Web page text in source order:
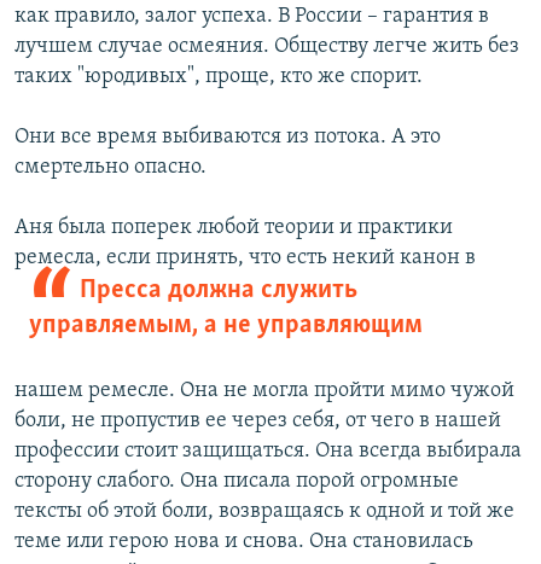
как правило, залог успеха. В России – гарантия в
лучшем случае осмеяния. Обществу легче жить без
таких "юродивых", проще, кто же спорит.
Они все время выбиваются из потока. А это
смертельно опасно.
Аня была поперек любой теории и практики
ремесла, если принять, что есть
Пресса должна служить
управляемым, а не управляющим
некий канон в
нашем ремесле. Она не могла пройти мимо чужой
боли, не пропустив ее через себя, от чего в нашей
профессии стоит защищаться. Она всегда выбирала
сторону слабого. Она писала порой огромные
тексты об этой боли, возвращаясь к одной и той же
теме или герою нова и снова. Она становилась